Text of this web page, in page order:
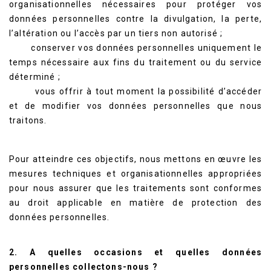
organisationnelles nécessaires pour protéger vos
données personnelles contre la divulgation, la perte,
l’altération ou l’accès par un tiers non autorisé ;
conserver vos données personnelles uniquement le
temps nécessaire aux fins du traitement ou du service
déterminé ;
vous offrir à tout moment la possibilité d’accéder
et de modifier vos données personnelles que nous
traitons.
Pour atteindre ces objectifs, nous mettons en œuvre les
mesures techniques et organisationnelles appropriées
pour nous assurer que les traitements sont conformes
au droit applicable en matière de protection des
données personnelles.
2. A quelles occasions et quelles données
personnelles collectons-nous ?